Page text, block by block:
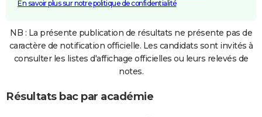
En savoir plus sur notre politique de confidentialité
NB : La présente publication de résultats ne présente pas de
caractère de notification officielle. Les candidats sont invités à
consulter les listes d'affichage officielles ou leurs relevés de
notes.
Résultats bac par académie